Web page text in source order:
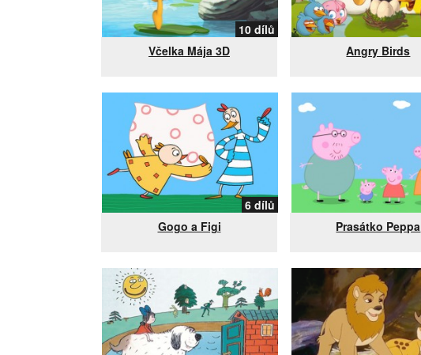
10 dílů
Včelka Mája 3D
Angry Birds
6 dílů
Gogo a Figi
Prasátko Peppa